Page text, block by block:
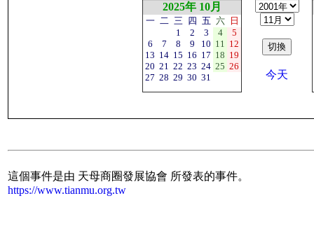
2025年 10月
一 二 三 四 五 六
日
1
2 3 4
5
6
7 8 9 10 11 12
13 14 15 16 17 18 19
20 21 22 23 24 25 26
27 28 29 30 31 今天
這個事件是由 天母商圈發展協會 所發表的事件。
https://www.tianmu.org.tw